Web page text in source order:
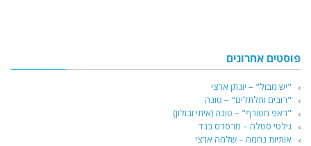
פוסטים אחרונים
"יש מבול" – יונתן ארצי
"רובים ותלתלים" – טונה
"ראפ מטורף" – טונה (איתי זבולון)
גילטי סטלה – מרסדס בנד
אותיות נחמה – שלמה ארצי